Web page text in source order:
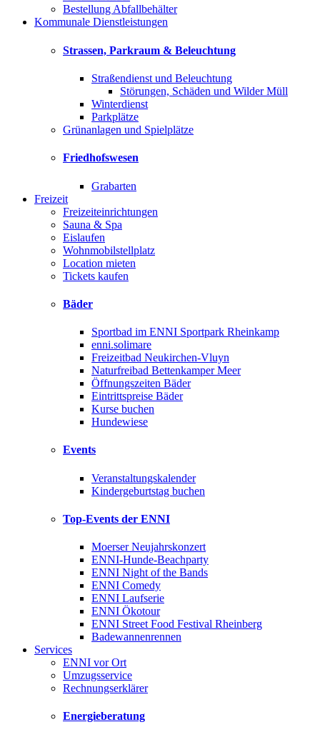
Bestellung Abfallbehälter
Kommunale Dienstleistungen
Strassen, Parkraum & Beleuchtung
Straßendienst und Beleuchtung
Störungen, Schäden und Wilder Müll
Winterdienst
Parkplätze
Grünanlagen und Spielplätze
Friedhofswesen
Grabarten
Freizeit
Freizeiteinrichtungen
Sauna & Spa
Eislaufen
Wohnmobilstellplatz
Location mieten
Tickets kaufen
Bäder
Sportbad im ENNI Sportpark Rheinkamp
enni.solimare
Freizeitbad Neukirchen-Vluyn
Naturfreibad Bettenkamper Meer
Öffnungszeiten Bäder
Eintrittspreise Bäder
Kurse buchen
Hundewiese
Events
Veranstaltungskalender
Kindergeburtstag buchen
Top-Events der ENNI
Moerser Neujahrskonzert
ENNI-Hunde-Beachparty
ENNI Night of the Bands
ENNI Comedy
ENNI Laufserie
ENNI Ökotour
ENNI Street Food Festival Rheinberg
Badewannenrennen
Services
ENNI vor Ort
Umzugsservice
Rechnungserklärer
Energieberatung